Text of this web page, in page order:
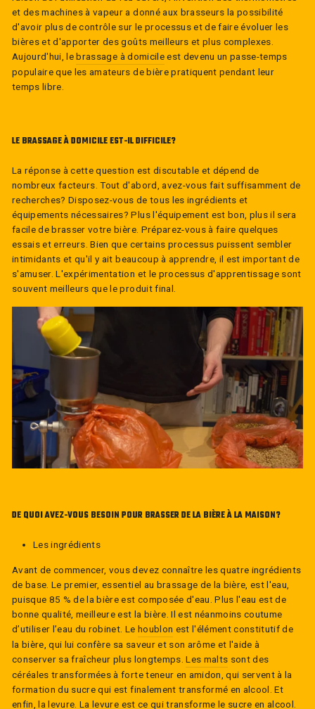
et des machines à vapeur a donné aux brasseurs la possibilité
d'avoir plus de contrôle sur le processus et de faire évoluer les
bières et d'apporter des goûts meilleurs et plus complexes.
Aujourd'hui, lebrassage à domicileest devenu un passe-temps
populaire que les amateurs de bière pratiquent pendant leur
temps libre.
LE BRASSAGE À DOMICILE EST-IL DIFFICILE?
La réponse à cette question est discutable et dépend de
nombreux facteurs. Tout d'abord, avez-vous fait suffisamment de
recherches? Disposez-vous de tous les ingrédients et
équipements nécessaires? Plus l'équipement est bon, plus il sera
facile de brasser votre bière. Préparez-vous à faire quelques
essais et erreurs. Bien que certains processus puissent sembler
intimidants et qu'il y ait beaucoup à apprendre, il est important de
s'amuser. L'expérimentation et le processus d'apprentissage sont
souvent meilleurs que le produit final.
DE QUOI AVEZ-VOUS BESOIN POUR BRASSER DE LA BIÈRE À LA MAISON?
Les ingrédients
Avant de commencer, vous devez connaître les quatre ingrédients
de base. Le premier, essentiel au brassage de la bière, est l'eau,
puisque 85 % de la bière est composée d'eau. Plus l'eau est de
bonne qualité, meilleure est la bière. Il est néanmoins coutume
d’utiliser l’eau du robinet. Le houblon est l'élément constitutif de
la bière, qui lui confère sa saveur et son arôme et l'aide à
conserver sa fraîcheur plus longtemps.Les malts sont des
céréales transformées à forte teneur en amidon, qui servent à la
formation du sucre qui est finalement transformé en alcool. Et
enfin, la levure. La levure est ce qui transforme le sucre en alcool.